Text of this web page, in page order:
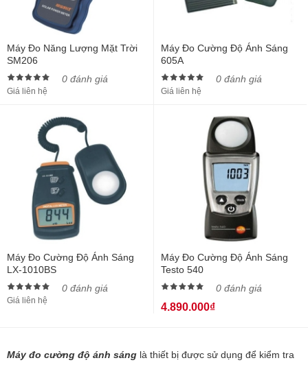
Máy Đo Năng Lượng Mặt Trời
SM206
0 đánh giá
Giá liên hệ
Máy Đo Cường Độ Ánh Sáng
605A
0 đánh giá
Giá liên hệ
Máy Đo Cường Độ Ánh Sáng
LX-1010BS
0 đánh giá
Giá liên hệ
Máy Đo Cường Độ Ánh Sáng
Testo 540
0 đánh giá
4.890.000₫
Máy đo cường độ ánh sáng là thiết bị được sử dụng để kiểm tra